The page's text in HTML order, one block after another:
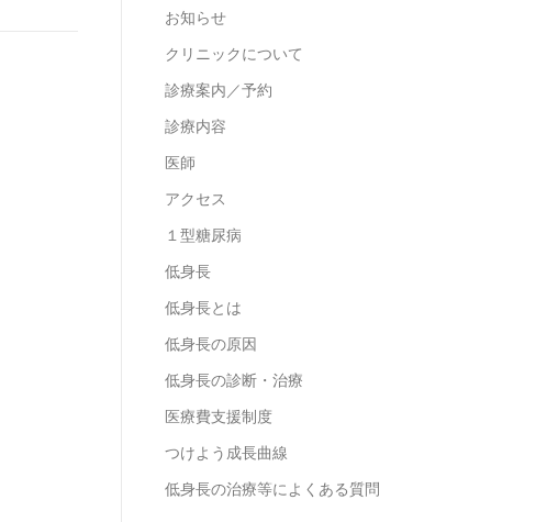
お知らせ
クリニックについて
診療案内／予約
診療内容
医師
アクセス
１型糖尿病
低身長
低身長とは
低身長の原因
低身長の診断・治療
医療費支援制度
つけよう成長曲線
低身長の治療等によくある質問